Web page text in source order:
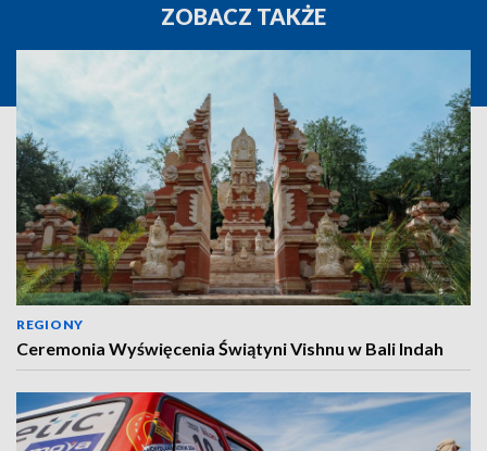
ZOBACZ TAKŻE
REGIONY
Ceremonia Wyświęcenia Świątyni Vishnu w Bali Indah